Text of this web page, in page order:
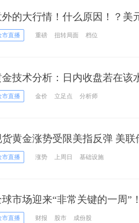
外的大行情！什么原因！？美
稳守1800剑指更大破位？
市直播 重磅 扭转局面 档位
金技术分析：日内收盘若在该
？
市直播 金价 立足点 分析师
黄金涨势受限美指反弹 美联
市直播 涨势 上周日 基础设施
市场迎来“非常关键的一周”
或再爆发
市直播 财报 股市 成份股